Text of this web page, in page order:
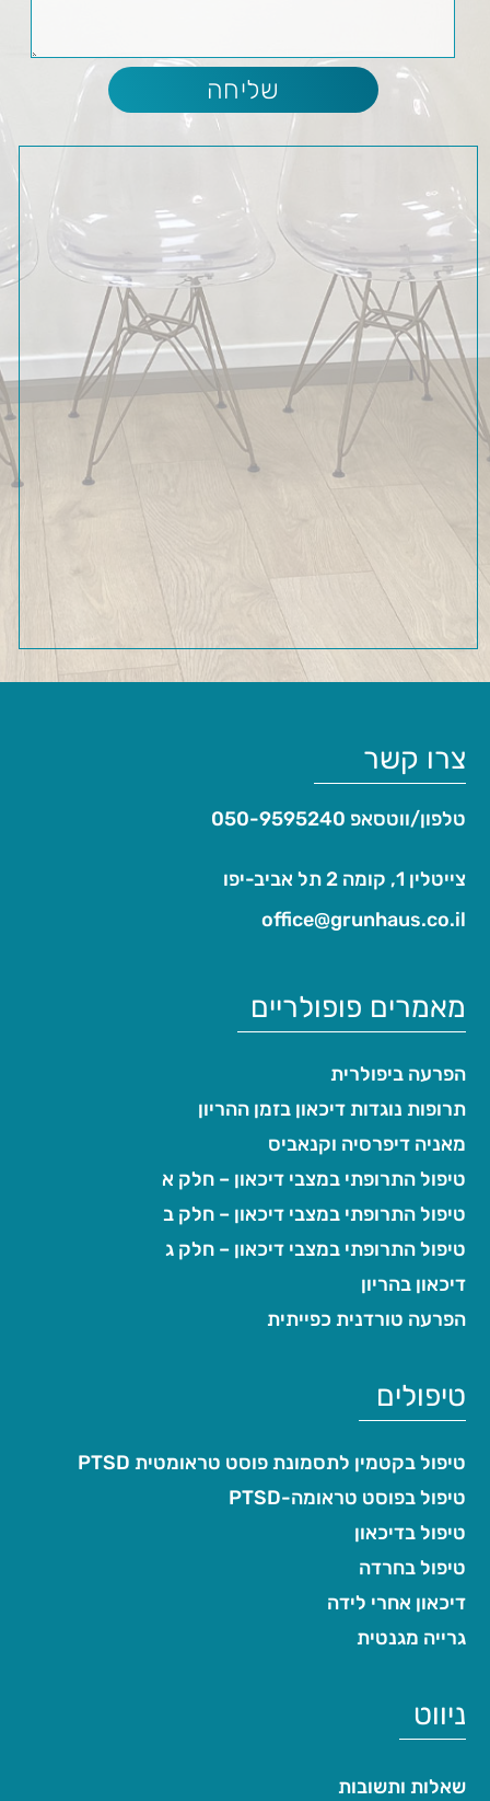
צרו קשר
טלפון/ווטסאפ 050-9595240
צייטלין 1, קומה 2 תל אביב-יפו
office@grunhaus.co.il‏
מאמרים פופולריים
הפרעה ביפולרית
תרופות נוגדות דיכאון בזמן ההריון
מאניה דיפרסיה וקנאביס
טיפול התרופתי במצבי דיכאון – חלק א
טיפול התרופתי במצבי דיכאון – חלק ב
טיפול התרופתי במצבי דיכאון – חלק ג
דיכאון בהריון
הפרעה טורדנית כפייתית
טיפולים
טיפול בקטמין לתסמונת פוסט טראומטית PTSD
טיפול בפוסט טראומה-PTSD
טיפול בדיכאון
טיפול בחרדה
דיכאון אחרי לידה
גרייה מגנטית
ניווט
שאלות ותשובות